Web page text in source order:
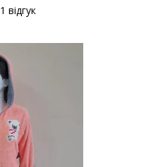
1 відгук